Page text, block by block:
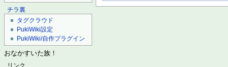
チラ裏
タグクラウド
PukiWiki設定
PukiWiki/自作プラグイン
おなかすいた族！
リンク